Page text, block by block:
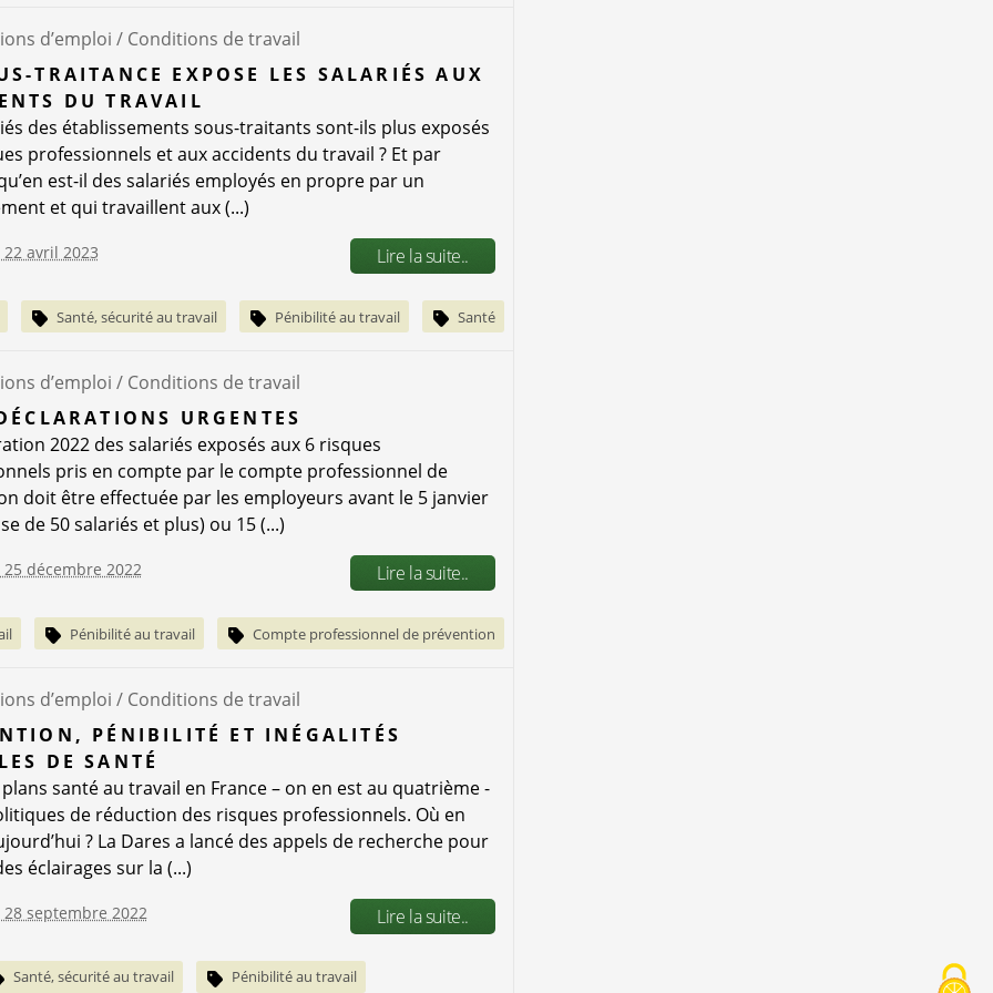
d’emploi / Conditions de travail
TRAITANCE EXPOSE LES SALARIÉS AUX
DU TRAVAIL
des établissements sous-traitants sont-ils plus exposés
professionnels et aux accidents du travail ? Et par
est-il des salariés employés en propre par un
et qui travaillent aux (...)
avril 2023 Lire la suite..
Santé, sécurité au travail Pénibilité au travail Santé
d’emploi / Conditions de travail
URGENTES
2022 des salariés exposés aux 6 risques
pris en compte par le compte professionnel de
doit être effectuée par les employeurs avant le 5 janvier
de 50 salariés et plus) ou 15 (...)
décembre 2022 Lire la suite..
Pénibilité au travail Compte professionnel de prévention
d’emploi / Conditions de travail
PÉNIBILITÉ ET INÉGALITÉS
DE SANTÉ
santé au travail en France – on en est au quatrième -
de réduction des risques professionnels. Où en
? La Dares a lancé des appels de recherche pour
éclairages sur la (...)
septembre 2022 Lire la suite..
Santé, sécurité au travail Pénibilité au travail